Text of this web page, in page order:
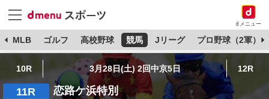
dメニュー
MLB ゴルフ 高校野球 競馬 Jリーグ プロ野球（2軍）
10R 3月28日(土) 2回中京5日 12R
11R 恋路ケ浜特別